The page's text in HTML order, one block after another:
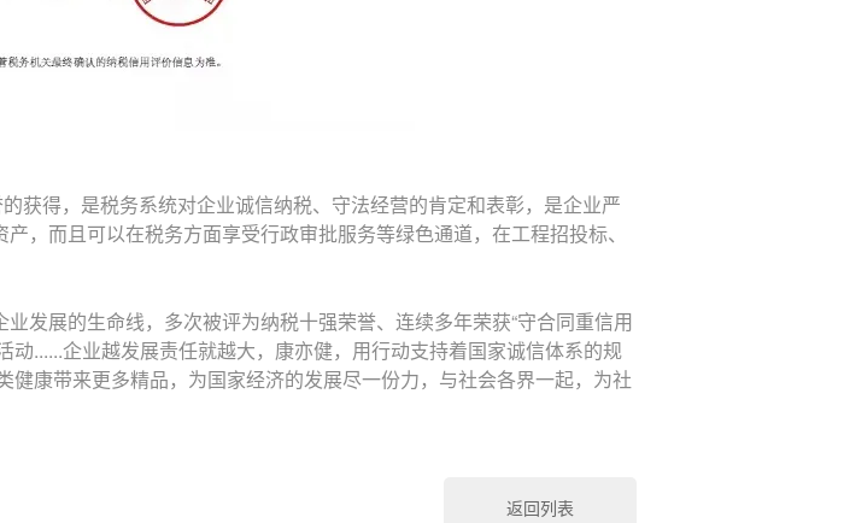
获得，是税务系统对企业诚信纳税、守法经营的肯定和表彰，是企业严
，而且可以在税务方面享受行政审批服务等绿色通道，在工程招投标、
发展的生命线，多次被评为纳税十强荣誉、连续多年荣获“守合同重信用
......企业越发展责任就越大，康亦健，用行动支持着国家诚信体系的规
康带来更多精品，为国家经济的发展尽一份力，与社会各界一起，为社
返回列表